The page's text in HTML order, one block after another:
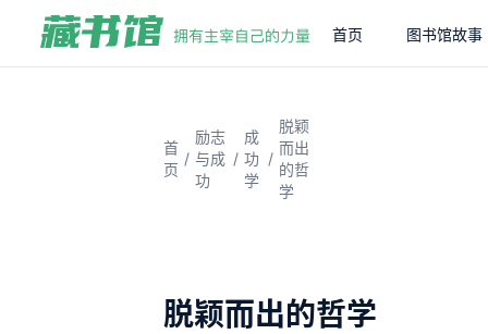
首页 图书馆故事
首
页
/
励志
与成
功
/
成
功
学
/
脱颖
而出
的哲
学
脱颖而出的哲学